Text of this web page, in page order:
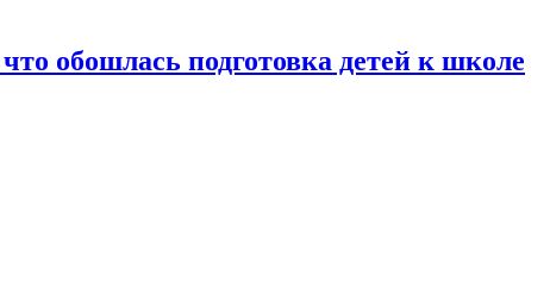
обошлась подготовка детей к школе